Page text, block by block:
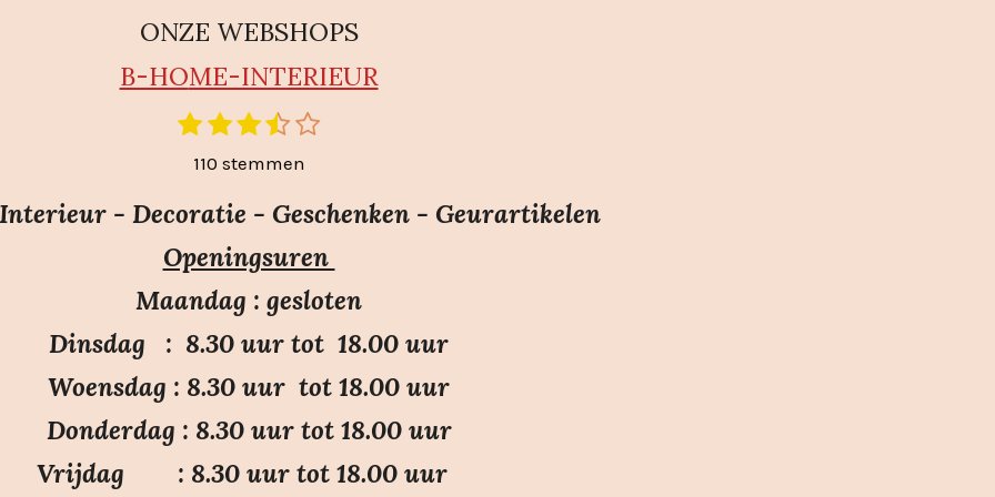
ONZE WEBSHOPS
B-HOME-INTERIEUR
1
e
r
2
t
e
r
r
e
n
3
t
e
r
r
n
4
t
e
r
r
n
5
t
e
r
r
e
n
S
m
n
110 stemmen
- Decoratie - Geschenken - Geurartikelen
Openingsuren
Maandag : gesloten
Dinsdag : 8.30 uur tot 18.00 uur
Woensdag : 8.30 uur tot 18.00 uur
Donderdag : 8.30 uur tot 18.00 uur
Vrijdag : 8.30 uur tot 18.00 uur